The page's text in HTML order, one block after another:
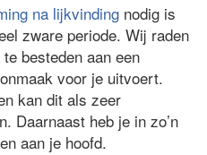
na lijkvinding nodig is
zware periode. Wij raden
besteden aan een
voor je uitvoert.
kan dit als zeer
Daarnaast heb je in zo’n
aan je hoofd.